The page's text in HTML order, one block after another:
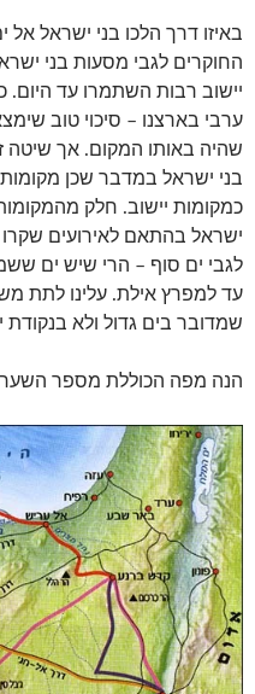
באיזו דרך הלכו בני ישראל אל
החוקרים לגבי מסעות בני
יישוב רבות השתמרו עד
ערבי בארצנו – סיכוי טוב
שהיה באותו המקום. אך שיטה
בני ישראל במדבר שכן
כמקומות יישוב. חלק
ישראל בהתאם לאירועים
לגבי ים סוף – הרי שיש ים
עד למפרץ אילת. עלינו לתת
שמדובר בים גדול ולא בנקודת
הנה מפה הכוללת מספר